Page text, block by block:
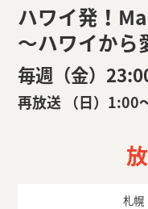
ハワイ発！
～ハワイから
毎週（金）
再放送 （日）1:00
札幌